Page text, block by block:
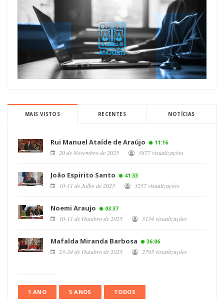
MAIS VISTOS RECENTES NOTÍCIAS
Rui Manuel Ataíde de Araújo 11:16
20 de Novembro de 2025 5877 visualizações
João Espirito Santo 41:33
10-11 de Julho de 2025 3257 visualizações
Noemi Araujo 03:37
10-11 de Outubro de 2025 3134 visualizações
Mafalda Miranda Barbosa 36:06
23-24 de Outubro de 2025 2795 visualizações
1 ANO 5 ANOS TODOS